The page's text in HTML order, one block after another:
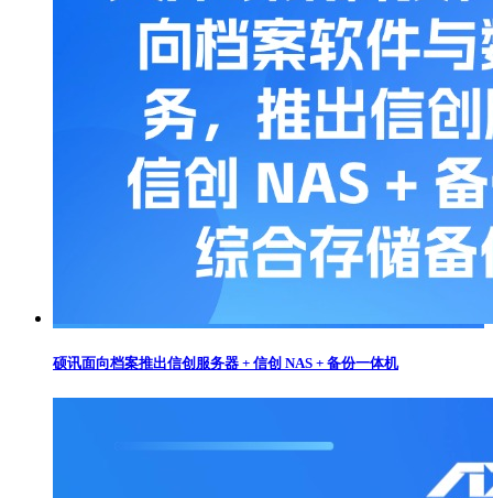
硕讯面向档案推出信创服务器 + 信创 NAS + 备份一体机